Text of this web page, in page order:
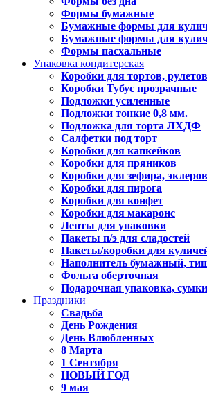
Формы бумажные
Бумажные формы для
Бумажные формы для
Формы пасхальные
Упаковка кондитерская
Коробки для тортов,
Коробки Тубус прозрачные
Подложки усиленные
Подложки тонкие 0,8 мм.
Подложка для торта ЛХДФ
Салфетки под торт
Коробки для капкейков
Коробки для пряников
Коробки для зефира,
Коробки для пирога
Коробки для конфет
Коробки для макаронс
Ленты для упаковки
Пакеты п/э для сладостей
Пакеты/коробки для
Наполнитель бумажный,
Фольга оберточная
Подарочная упаковка, сумки
Праздники
Свадьба
День Рождения
День Влюбленных
8 Марта
1 Сентября
НОВЫЙ ГОД
9 мая